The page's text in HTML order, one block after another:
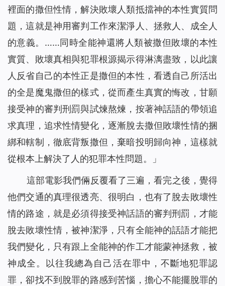
裡面的撒但性情，解決敗壞人類抵擋神的本性實質問
題，這就是神用審判工作來潔淨人、拯救人、成全人
的意義。……同時全能神還將人類被撒但敗壞的本性
實質、敗壞真相與犯罪根源揭示得淋漓盡致，以此讓
人反省自己的本性正是撒但的本性，看透自己所活出
的全是魔鬼撒但的樣式，從而產生真實的悔改，甘願
接受神的審判刑罰與試煉熬煉，按著神話語的帶領追
求真理，追求性情變化，逐漸脫去撒但敗壞性情的捆
綁和轄制，徹底背叛撒但，棄暗投明歸向神，這樣就
從根本上解決了人的犯罪本性問題。」
這部電影我們倆反覆看了三遍，看完之後，覺得
他們交通的真理很透亮、很明白，也有了脫去敗壞性
情的路途，就是必須得接受神話語的審判刑罰，才能
脫去敗壞性情，被神潔淨，只有全能神的話語才能把
我們變化，只有跟上全能神的作工才能蒙神拯救，被
神成全。以往我總為自己活在罪中，不斷地犯罪認
罪，卻找不到脫罪的路感到苦惱，擔心不能擺脫罪的